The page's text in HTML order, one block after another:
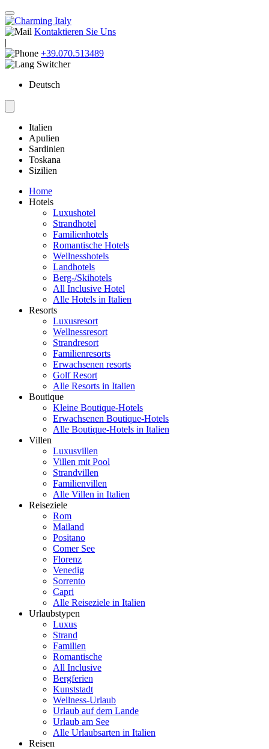
Kontaktieren Sie Uns
|
+39.070.513489
Deutsch
Italien
Apulien
Sardinien
Toskana
Sizilien
Home
Hotels
Luxushotel
Strandhotel
Familienhotels
Romantische Hotels
Wellnesshotels
Landhotels
Berg-/Skihotels
All Inclusive Hotel
Alle Hotels in Italien
Resorts
Luxusresort
Wellnessresort
Strandresort
Familienresorts
Erwachsenen resorts
Golf Resort
Alle Resorts in Italien
Boutique
Kleine Boutique-Hotels
Erwachsenen Boutique-Hotels
Alle Boutique-Hotels in Italien
Villen
Luxusvillen
Villen mit Pool
Strandvillen
Familienvillen
Alle Villen in Italien
Reiseziele
Rom
Mailand
Positano
Comer See
Florenz
Venedig
Sorrento
Capri
Alle Reiseziele in Italien
Urlaubstypen
Luxus
Strand
Familien
Romantische
All Inclusive
Bergferien
Kunststadt
Wellness-Urlaub
Urlaub auf dem Lande
Urlaub am See
Alle Urlaubsarten in Italien
Reisen